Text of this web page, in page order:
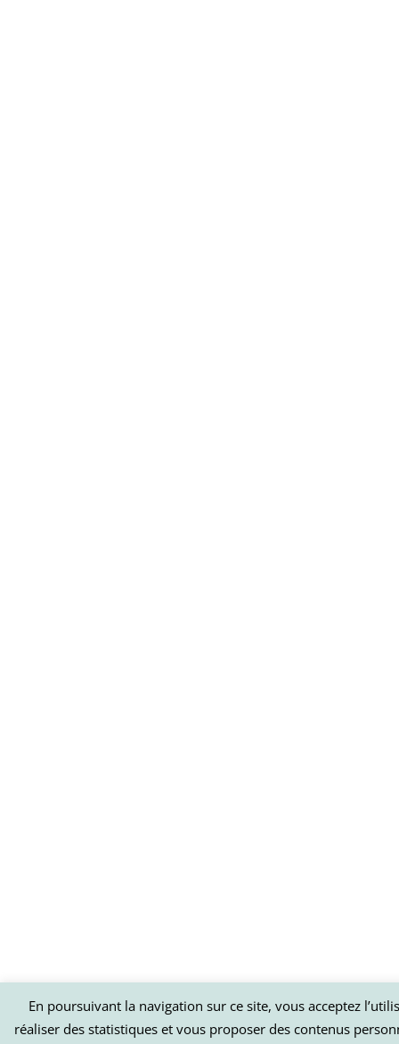
En poursuivant la navigation sur ce site, vous acceptez
réaliser des statistiques et vous proposer des contenus